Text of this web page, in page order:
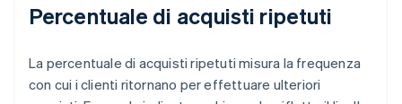
Percentuale di acquisti ripetuti
La percentuale di acquisti ripetuti misura la frequenza
con cui i clienti ritornano per effettuare ulteriori